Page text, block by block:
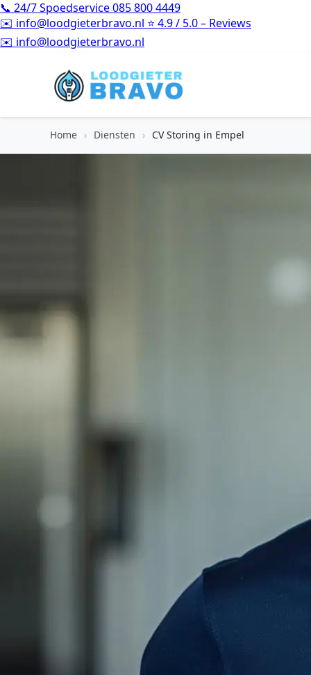
📞 24/7 Spoedservice085 800 4449
✉️ info@loodgieterbravo.nl ⭐ 4.9 / 5.0 – Reviews
⭐4.9 / 5.0 – Reviews
Home › Diensten › CV Storing in Empel